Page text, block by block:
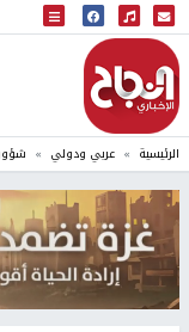
البث المباشر
إذاعة النجاح
الرئيسية عربي ودولي